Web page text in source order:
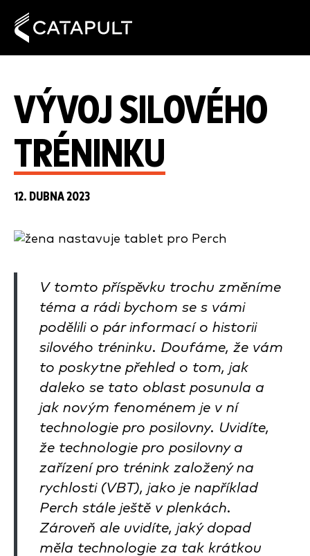
VÝVOJ SILOVÉHO
TRÉNINKU
12. DUBNA 2023
V tomto příspěvku trochu změníme
téma a rádi bychom se s vámi
podělili o pár informací o historii
silového tréninku. Doufáme, že vám
to poskytne přehled o tom, jak
daleko se tato oblast posunula a
jak novým fenoménem je v ní
technologie pro posilovny. Uvidíte,
že technologie pro posilovny a
zařízení pro trénink založený na
rychlosti (VBT), jako je například
Perch stále ještě v plenkách.
Zároveň ale uvidíte, jaký dopad
měla technologie za tak krátkou